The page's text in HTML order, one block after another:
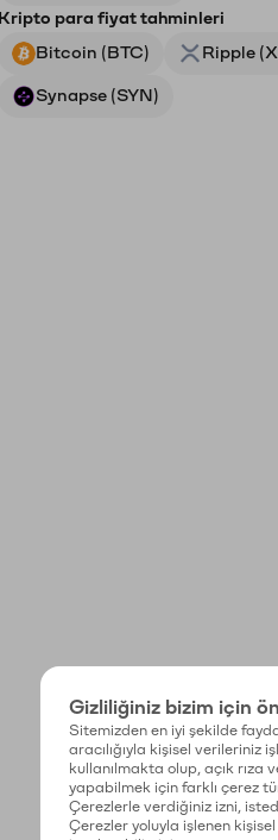
Kripto para fiyat tahminleri
Bitcoin (BTC)
Ripple
Synapse (SYN)
Gizliliğiniz bizim için
Sitemizden en iyi şekilde
aracılığıyla kişisel verileriniz
kullanılmakta olup, açık
yapabilmek için farklı çerez
Çerezlerle verdiğiniz izni,
Çerezler yoluyla işlenen